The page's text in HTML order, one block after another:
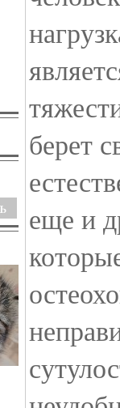
от drunktwi
берет
еще и